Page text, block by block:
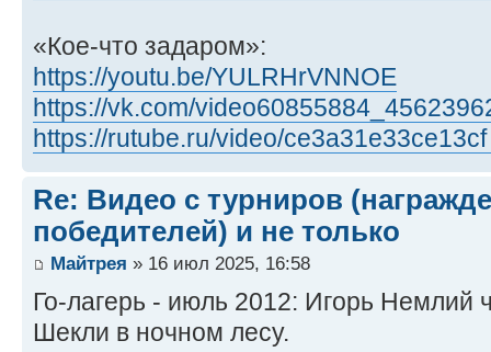
«Кое-что задаром»:
https://youtu.be/YULRHrVNNOE
https://vk.com/
https://rutube.ru/video/
Re: Видео с турниров
победителей) и не только
Майтрея » 16 июл 2025, 16:58
Го-лагерь - июль 2012: Игорь Немлий
Шекли в ночном лесу.